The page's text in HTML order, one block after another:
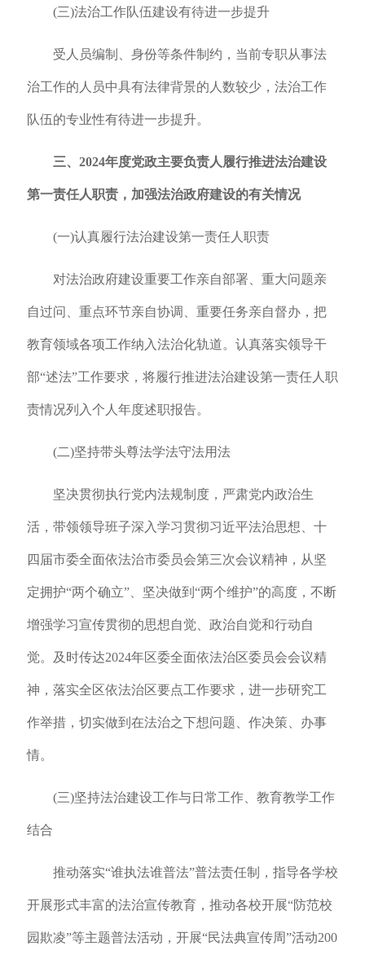
(三)法治工作队伍建设有待进一步提升
受人员编制、身份等条件制约，当前专职从事法
治工作的人员中具有法律背景的人数较少，法治工作
队伍的专业性有待进一步提升。
三、2024年度党政主要负责人履行推进法治建设
第一责任人职责，加强法治政府建设的有关情况
(一)认真履行法治建设第一责任人职责
对法治政府建设重要工作亲自部署、重大问题亲
自过问、重点环节亲自协调、重要任务亲自督办，把
教育领域各项工作纳入法治化轨道。认真落实领导干
部“述法”工作要求，将履行推进法治建设第一责任人职
责情况列入个人年度述职报告。
(二)坚持带头尊法学法守法用法
坚决贯彻执行党内法规制度，严肃党内政治生
活，带领领导班子深入学习贯彻习近平法治思想、十
四届市委全面依法治市委员会第三次会议精神，从坚
定拥护“两个确立”、坚决做到“两个维护”的高度，不断
增强学习宣传贯彻的思想自觉、政治自觉和行动自
觉。及时传达2024年区委全面依法治区委员会会议精
神，落实全区依法治区要点工作要求，进一步研究工
作举措，切实做到在法治之下想问题、作决策、办事
情。
(三)坚持法治建设工作与日常工作、教育教学工作
结合
推动落实“谁执法谁普法”普法责任制，指导各学校
开展形式丰富的法治宣传教育，推动各校开展“防范校
园欺凌”等主题普法活动，开展“民法典宣传周”活动200